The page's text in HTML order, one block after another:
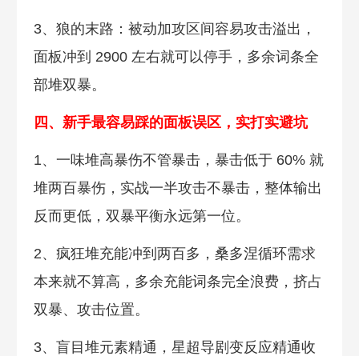
3、狼的末路：被动加攻区间容易攻击溢出，
面板冲到 2900 左右就可以停手，多余词条全
部堆双暴。
四、新手最容易踩的面板误区，实打实避坑
1、一味堆高暴伤不管暴击，暴击低于 60% 就
堆两百暴伤，实战一半攻击不暴击，整体输出
反而更低，双暴平衡永远第一位。
2、疯狂堆充能冲到两百多，桑多涅循环需求
本来就不算高，多余充能词条完全浪费，挤占
双暴、攻击位置。
3、盲目堆元素精通，星超导剧变反应精通收